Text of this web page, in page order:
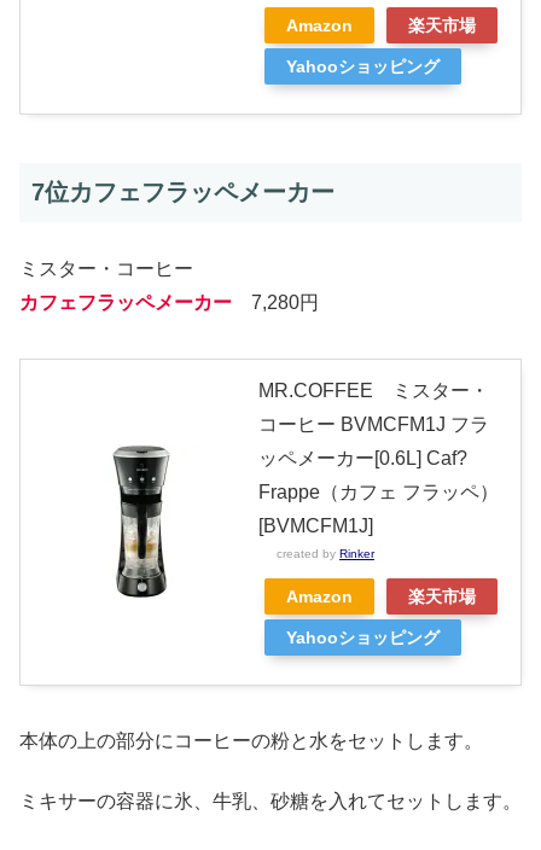
Amazon 楽天市場
Yahooショッピング
7位カフェフラッペメーカー
ミスター・コーヒー
カフェフラッペメーカー 7,280円
MR.COFFEE ミスター・
コーヒー BVMCFM1J フラ
ッペメーカー[0.6L] Caf?
Frappe（カフェ フラッペ）
[BVMCFM1J]
created by Rinker
Amazon 楽天市場
Yahooショッピング
本体の上の部分にコーヒーの粉と水をセットします。
ミキサーの容器に氷、牛乳、砂糖を入れてセットします。